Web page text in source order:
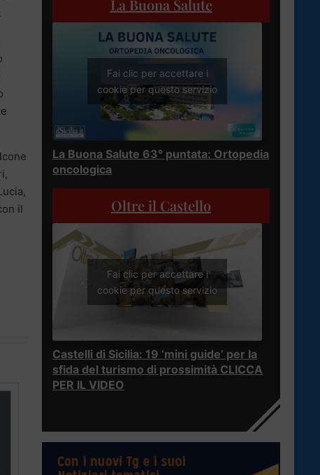
il
La Buona Salute
Fai clic per accettare i
cookie per questo servizio
La Buona Salute 63° puntata: Ortopedia
oncologica
Oltre il Castello
Fai clic per accettare i
cookie per questo servizio
Castelli di Sicilia: 19 ‘mini guide’ per la
sfida del turismo di prossimità CLICCA
PER IL VIDEO